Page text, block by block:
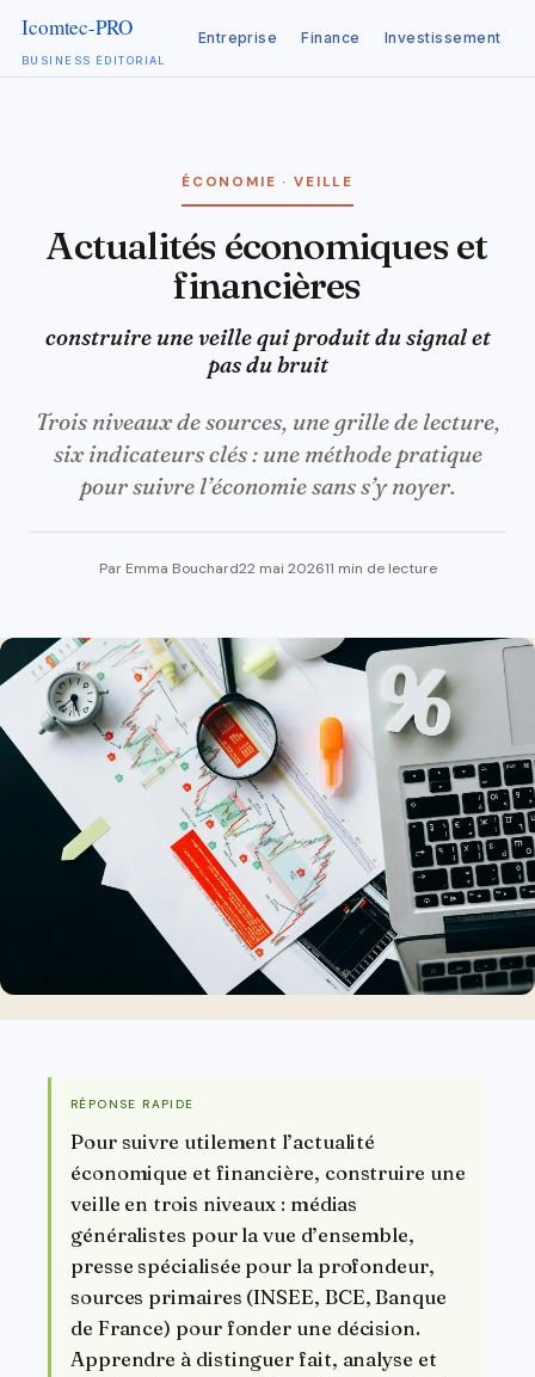
BUSINESS ÉDITORIAL
Entreprise Finance Investissement
ÉCONOMIE · VEILLE
Actualités économiques et
financières
construire une veille qui produit du signal et
pas du bruit
Trois niveaux de sources, une grille de lecture,
six indicateurs clés : une méthode pratique
pour suivre l’économie sans s’y noyer.
Par Emma Bouchard22 mai 202611 min de lecture
RÉPONSE RAPIDE
Pour suivre utilement l’actualité
économique et financière, construire une
veille en trois niveaux : médias
généralistes pour la vue d’ensemble,
presse spécialisée pour la profondeur,
sources primaires (INSEE, BCE, Banque
de France) pour fonder une décision.
Apprendre à distinguer fait, analyse et